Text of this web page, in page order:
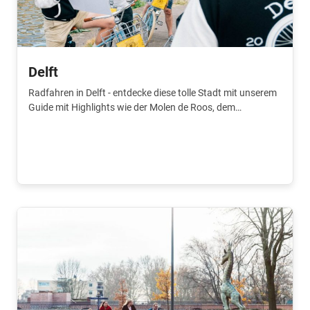
Delft
Radfahren in Delft - entdecke diese tolle Stadt mit unserem
Guide mit Highlights wie der Molen de Roos, dem